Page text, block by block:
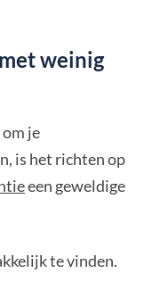
weinig
je
is het richten op
een geweldige
te vinden.